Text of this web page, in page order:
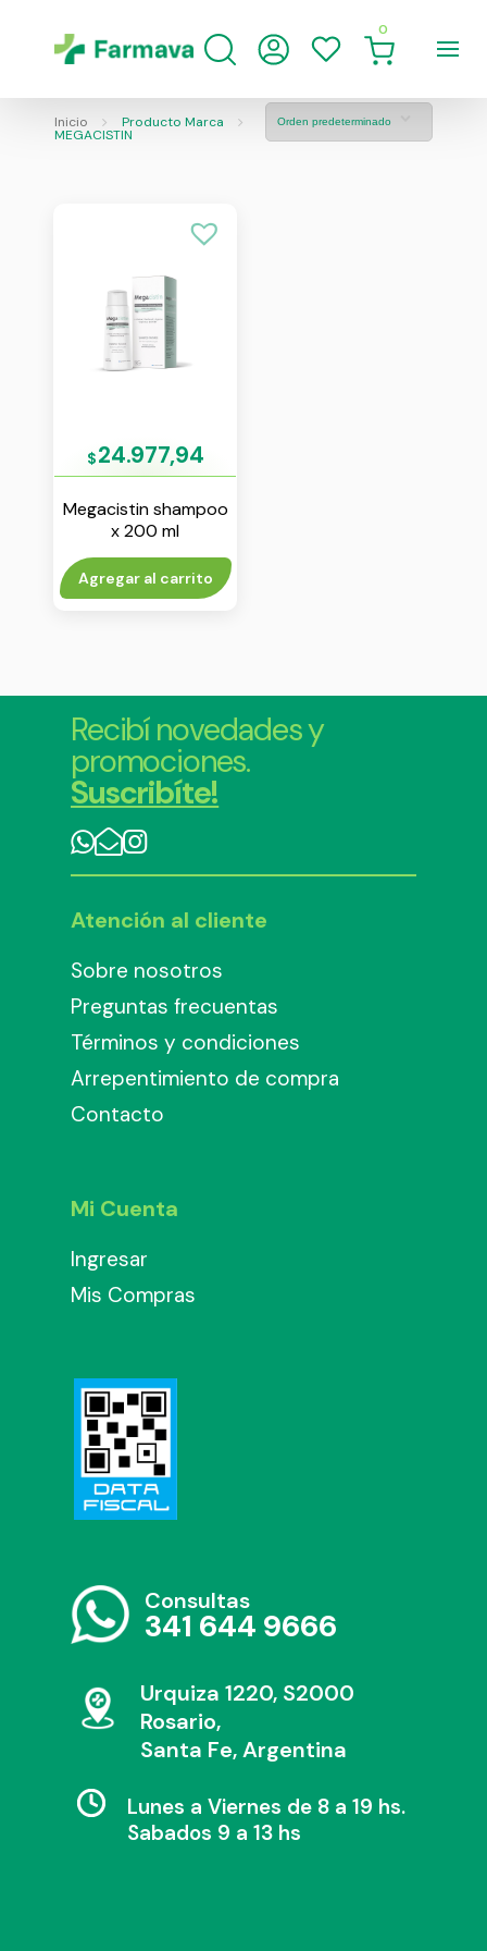
0
Inicio Producto Marca
MEGACISTIN
$24.977,94
Megacistin shampoo
x 200 ml
Agregar al carrito
Recibí novedades y
promociones.
Suscribíte!
Atención al cliente
Sobre nosotros
Preguntas frecuentas
Términos y condiciones
Arrepentimiento de compra
Contacto
Mi Cuenta
Ingresar
Mis Compras
Consultas
341 644 9666
Urquiza 1220, S2000
Rosario,
Santa Fe, Argentina
Lunes a Viernes de 8 a 19 hs.
Sabados 9 a 13 hs